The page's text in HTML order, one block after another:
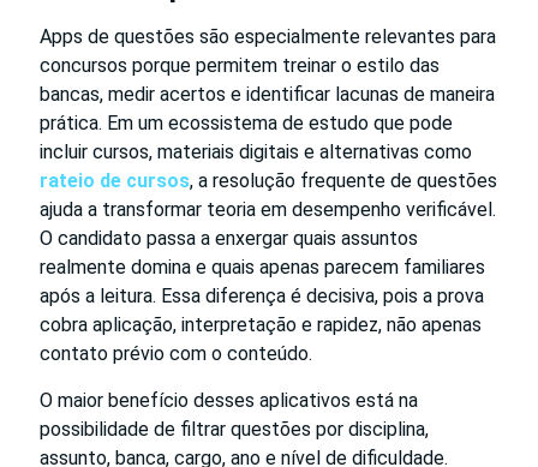
Apps de questões são especialmente relevantes para
concursos porque permitem treinar o estilo das
bancas, medir acertos e identificar lacunas de maneira
prática. Em um ecossistema de estudo que pode
incluir cursos, materiais digitais e alternativas como
rateio de cursos, a resolução frequente de questões
ajuda a transformar teoria em desempenho verificável.
O candidato passa a enxergar quais assuntos
realmente domina e quais apenas parecem familiares
após a leitura. Essa diferença é decisiva, pois a prova
cobra aplicação, interpretação e rapidez, não apenas
contato prévio com o conteúdo.
O maior benefício desses aplicativos está na
possibilidade de filtrar questões por disciplina,
assunto, banca, cargo, ano e nível de dificuldade.